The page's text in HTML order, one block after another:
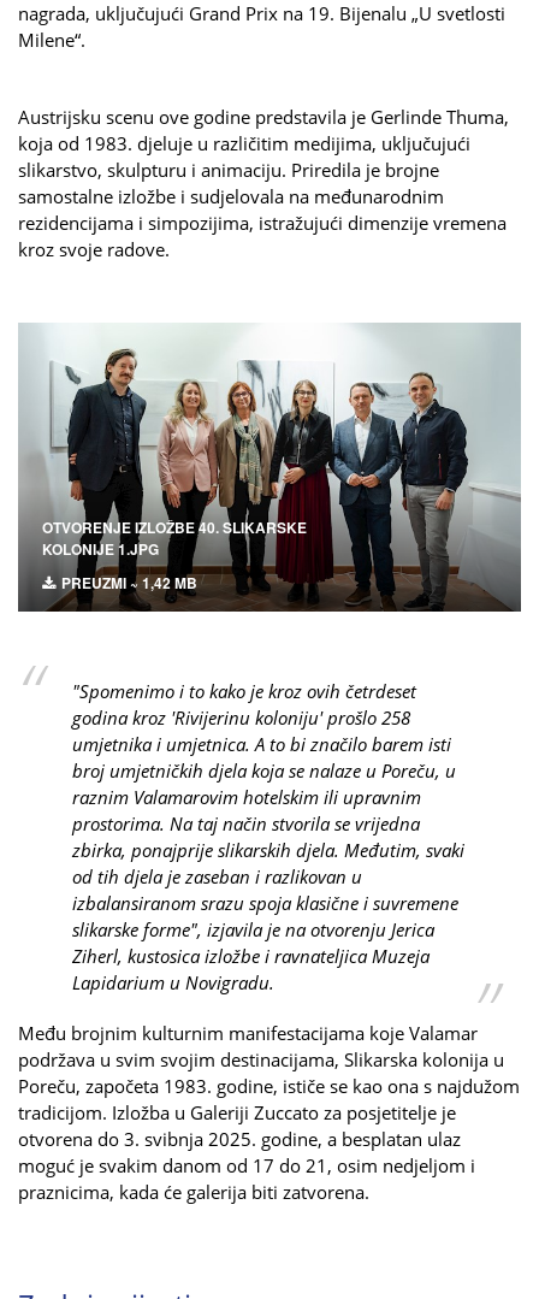
nagrada, uključujući Grand Prix na 19. Bijenalu „U svetlosti
Milene“.
Austrijsku scenu ove godine predstavila je Gerlinde Thuma,
koja od 1983. djeluje u različitim medijima, uključujući
slikarstvo, skulpturu i animaciju. Priredila je brojne
samostalne izložbe i sudjelovala na međunarodnim
rezidencijama i simpozijima, istražujući dimenzije vremena
kroz svoje radove.
OTVORENJE IZLOŽBE 40. SLIKARSKE
KOLONIJE 1.JPG
PREUZMI ~ 1,42 MB
"Spomenimo i to kako je kroz ovih četrdeset
godina kroz 'Rivijerinu koloniju' prošlo 258
umjetnika i umjetnica. A to bi značilo barem isti
broj umjetničkih djela koja se nalaze u Poreču, u
raznim Valamarovim hotelskim ili upravnim
prostorima. Na taj način stvorila se vrijedna
zbirka, ponajprije slikarskih djela. Međutim, svaki
od tih djela je zaseban i razlikovan u
izbalansiranom srazu spoja klasične i suvremene
slikarske forme", izjavila je na otvorenju Jerica
Ziherl, kustosica izložbe i ravnateljica Muzeja
Lapidarium u Novigradu.
Među brojnim kulturnim manifestacijama koje Valamar
podržava u svim svojim destinacijama, Slikarska kolonija u
Poreču, započeta 1983. godine, ističe se kao ona s najdužom
tradicijom. Izložba u Galeriji Zuccato za posjetitelje je
otvorena do 3. svibnja 2025. godine, a besplatan ulaz
moguć je svakim danom od 17 do 21, osim nedjeljom i
praznicima, kada će galerija biti zatvorena.